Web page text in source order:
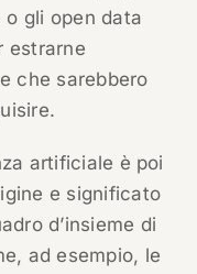
gli open data
estrarne
che sarebbero
artificiale è poi
e significato
d’insieme di
ad esempio, le